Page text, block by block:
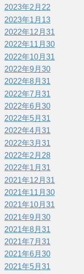
2023年2月 22
2023年1月 13
2022年12月 31
2022年11月 30
2022年10月 31
2022年9月 30
2022年8月 31
2022年7月 31
2022年6月 30
2022年5月 31
2022年4月 31
2022年3月 31
2022年2月 28
2022年1月 31
2021年12月 31
2021年11月 30
2021年10月 31
2021年9月 30
2021年8月 31
2021年7月 31
2021年6月 30
2021年5月 31